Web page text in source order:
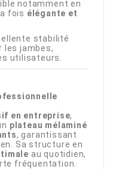
notamment en
fois élégante et
stabilité
les jambes,
utilisateurs.
en entreprise,
plateau mélaminé
, garantissant
Sa structure en
au quotidien,
fréquentation.